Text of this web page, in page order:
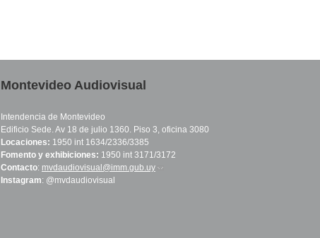
Montevideo Audiovisual
Intendencia de Montevideo
Edificio Sede. Av 18 de julio 1360. Piso 3, oficina 3080
Locaciones: 1950 int 1634/2336/3385
Fomento y exhibiciones: 1950 int 3171/3172
Contacto: mvdaudiovisual@imm.gub.uy (link sends e-mail)
Instagram: @mvdaudiovisual